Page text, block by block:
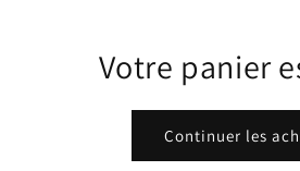
Votre panier
Continuer les